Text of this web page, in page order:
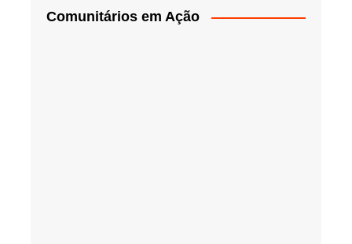
Comunitários em Ação